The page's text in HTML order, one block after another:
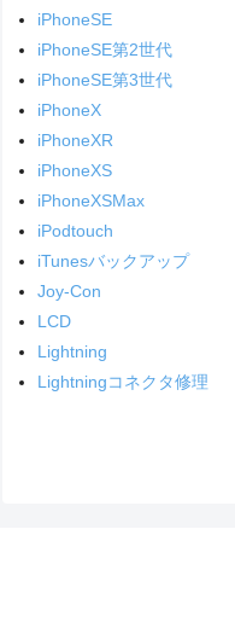
iPhoneSE
iPhoneSE第2世代
iPhoneSE第3世代
iPhoneX
iPhoneXR
iPhoneXS
iPhoneXSMax
iPodtouch
iTunesバックアップ
Joy-Con
LCD
Lightning
Lightningコネクタ修理